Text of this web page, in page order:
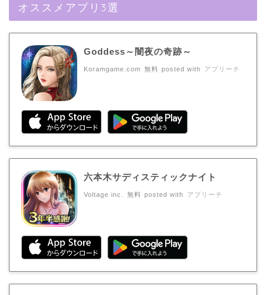
オススメアプリ3選
Goddess～闇夜の奇跡～
Koramgame.com 無料 posted with アプリーチ
六本木サディスティックナイト
Voltage inc. 無料 posted with アプリーチ